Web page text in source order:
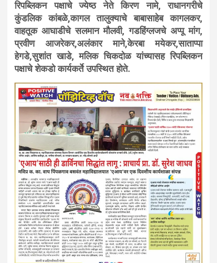
रिपब्लिकन पक्षाचे ज्येष्ठ नेते किरण नामे, राधानगरीचे
कुंडलिक कांबळे,कागल तालुक्याचे बाबासाहेब कागलकर,
वाहतूक आघाडीचे सलमान मौलवी, गडहिंग्लजचे अप्पू मांग,
प्रवीण आजरेकर,अलंकार माने,केरबा मयेकर,साताप्पा
हेगडे,सुशांत खाडे, मलिक चिकदोळ यांच्यासह रिपब्लिकन
पक्षाचे शेकडो कार्यकर्ते उपस्थित होते.